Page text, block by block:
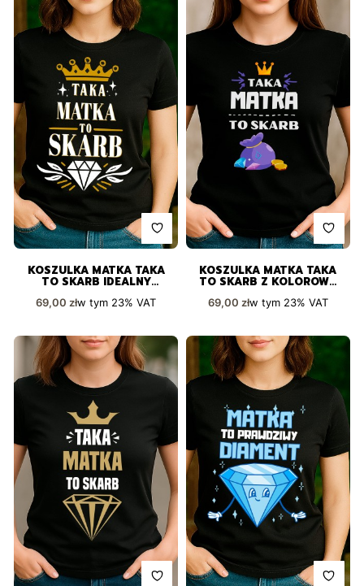
KOSZULKA MATKA TAKA
TO SKARB IDEALNY
Cena brutto
69,00 złw tym 23%VAT
KOSZULKA MATKA TAKA
TO SKARB Z KOLOROWĄ
SAKIEWKI
Cena brutto
69,00 złw tym 23% VAT